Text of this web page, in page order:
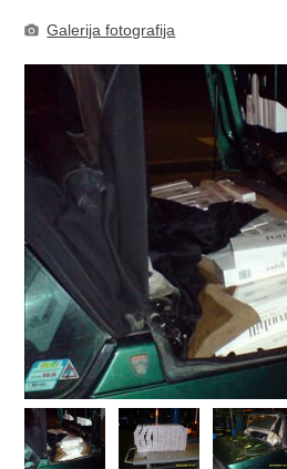
Galerija fotografija